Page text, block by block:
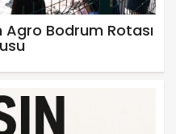
Bodrum Rotası